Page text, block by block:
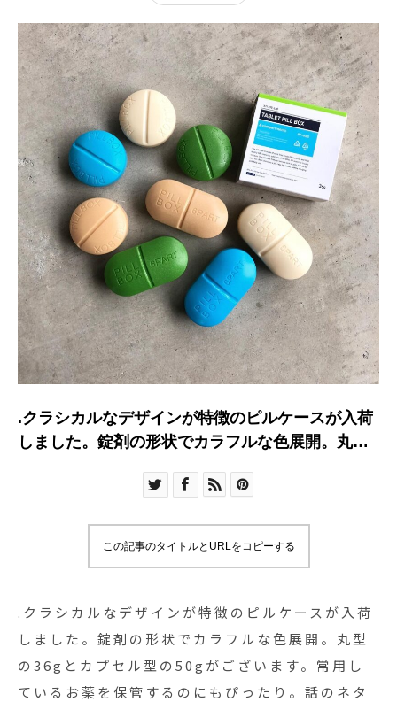
.クラシカルなデザインが特徴のピルケースが入荷
しました。錠剤の形状でカラフルな色展開。丸型
いるお薬を保管するのにもぴったり。話のネタに
す。.#detail#pillbox#capsulebox#haus
この記事のタイトルとURLをコピーする
.クラシカルなデザインが特徴のピルケースが入荷
しました。錠剤の形状でカラフルな色展開。丸型
の36gとカプセル型の50gがございます。常用し
ているお薬を保管するのにもぴったり。話のネタ